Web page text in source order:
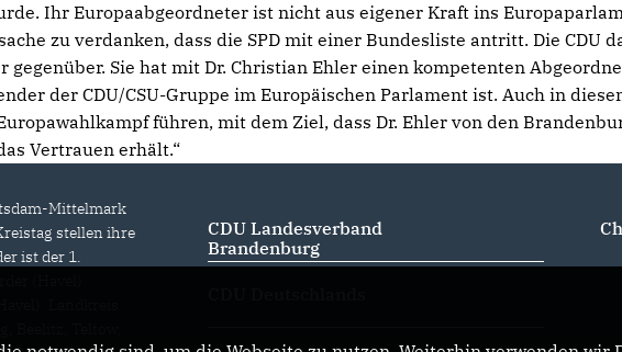
Ihr Europaabgeordneter ist nicht aus eigener Kraft ins
zu verdanken, dass die SPD mit einer Bundesliste antritt. Die CDU
Sie hat mit Dr. Christian Ehler einen kompetenten
der CDU/CSU-Gruppe im Europäischen Parlament ist. Auch in
führen, mit dem Ziel, dass Dr. Ehler von den
Vertrauen erhält.“
Mittelmark
stellen ihre
ist der 1.
Landkreis
Beelitz, Teltow,
CDU Landesverband
Brandenburg